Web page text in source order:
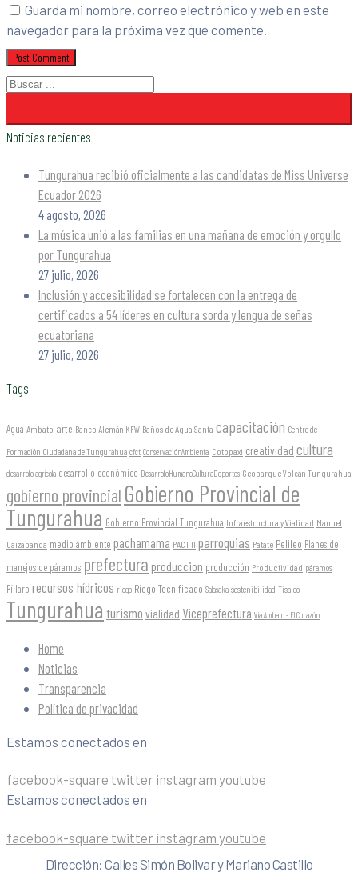
Guarda mi nombre, correo electrónico y web en este
navegador para la próxima vez que comente.
Noticias recientes
Tungurahua recibió oficialmente a las candidatas de Miss Universe
Ecuador 2026
4 agosto, 2026
La música unió a las familias en una mañana de emoción y orgullo
por Tungurahua
27 julio, 2026
Inclusión y accesibilidad se fortalecen con la entrega de
certificados a 54 líderes en cultura sorda y lengua de señas
ecuatoriana
27 julio, 2026
Tags
Agua Ambato arte Banco Alemán KFW Baños de Agua Santa capacitación Centro de
Formación Ciudadana de Tungurahua cfct ConservaciónAmbiental Cotopaxi creatividad cultura
desarrollo agrícola desarrollo económico DesarrolloHumanoCulturaDeportes Geoparque Volcán Tungurahua
gobierno provincial Gobierno Provincial de
Tungurahua Gobierno Provincial Tungurahua Infraestructura y Vialidad Manuel
Caizabanda medio ambiente pachamama PACT II parroquias Patate Pelileo Planes de
manejos de páramos prefectura produccion producción Productividad páramos
Píllaro recursos hídricos riego Riego Tecnificado Salasaka sostenibilidad Tisaleo
Tungurahua turismo vialidad Viceprefectura Vía Ambato - El Corazón
Home
Noticias
Transparencia
Política de privacidad
Estamos conectados en
facebook-square twitter instagram youtube
Estamos conectados en
facebook-square twitter instagram youtube
Dirección: Calles Simón Bolivar y Mariano Castillo